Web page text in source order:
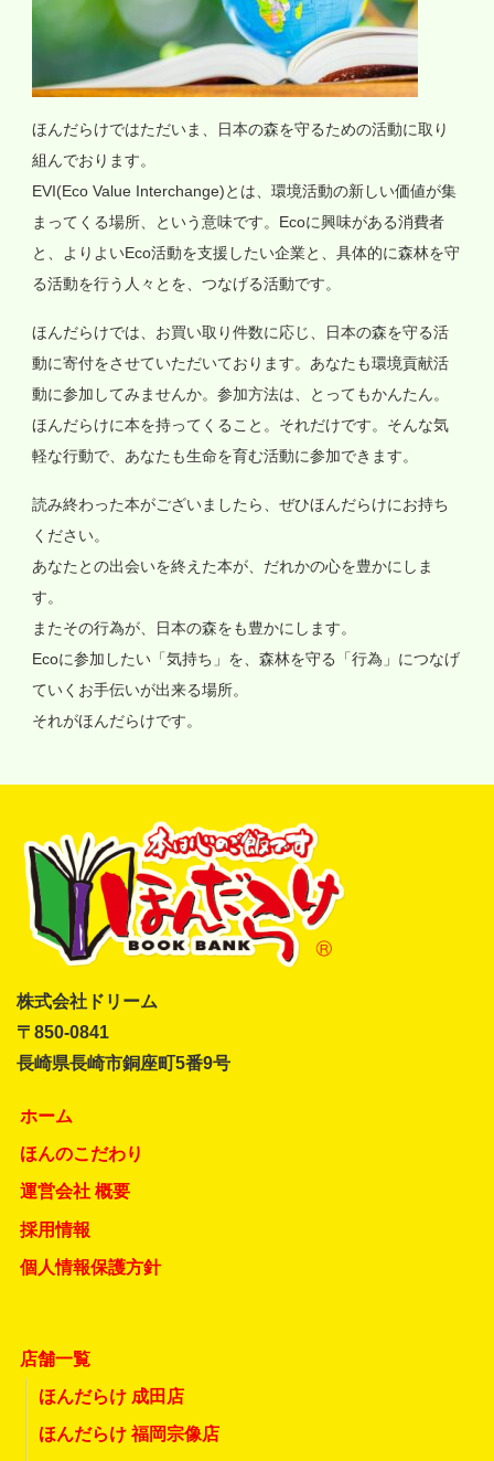
ほんだらけではただいま、日本の森を守るための活動に取り
組んでおります。
EVI(Eco Value Interchange)とは、環境活動の新しい価値が集
まってくる場所、という意味です。Ecoに興味がある消費者
と、よりよいEco活動を支援したい企業と、具体的に森林を守
る活動を行う人々とを、つなげる活動です。
ほんだらけでは、お買い取り件数に応じ、日本の森を守る活
動に寄付をさせていただいております。あなたも環境貢献活
動に参加してみませんか。参加方法は、とってもかんたん。
ほんだらけに本を持ってくること。それだけです。そんな気
軽な行動で、あなたも生命を育む活動に参加できます。
読み終わった本がございましたら、ぜひほんだらけにお持ち
ください。
あなたとの出会いを終えた本が、だれかの心を豊かにしま
す。
またその行為が、日本の森をも豊かにします。
Ecoに参加したい「気持ち」を、森林を守る「行為」につなげ
ていくお手伝いが出来る場所。
それがほんだらけです。
株式会社ドリーム
〒850-0841
長崎県長崎市銅座町5番9号
ホーム
ほんのこだわり
運営会社 概要
採用情報
個人情報保護方針
店舗一覧
ほんだらけ 成田店
ほんだらけ 福岡宗像店